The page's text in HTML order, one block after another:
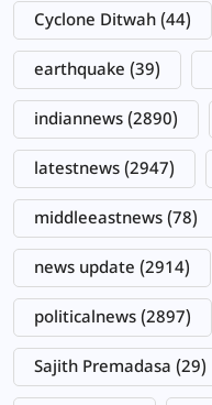
Cyclone Ditwah (44)
earthquake (39)
indiannews (2890)
latestnews (2947)
middleeastnews (78)
news update (2914)
politicalnews (2897)
Sajith Premadasa (29)